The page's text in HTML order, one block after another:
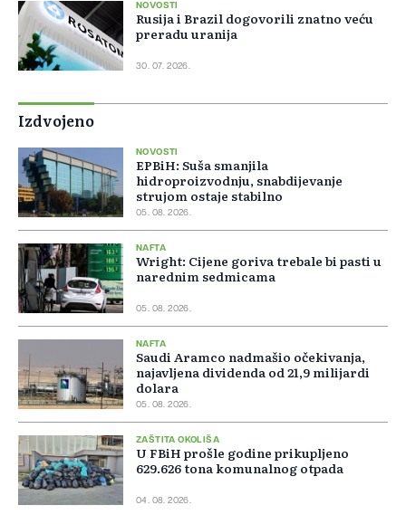
NOVOSTI
Rusija i Brazil dogovorili znatno veću
preradu uranija
30. 07. 2026.
Izdvojeno
NOVOSTI
EPBiH: Suša smanjila
hidroproizvodnju, snabdijevanje
strujom ostaje stabilno
05. 08. 2026.
NAFTA
Wright: Cijene goriva trebale bi pasti u
narednim sedmicama
05. 08. 2026.
NAFTA
Saudi Aramco nadmašio očekivanja,
najavljena dividenda od 21,9 milijardi
dolara
05. 08. 2026.
ZAŠTITA OKOLIŠA
U FBiH prošle godine prikupljeno
629.626 tona komunalnog otpada
04. 08. 2026.